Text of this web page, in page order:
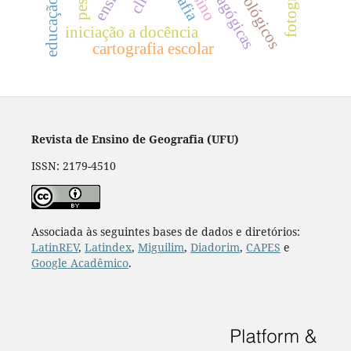
iniciação a docência
cartografia escolar
Revista de Ensino de Geografia (UFU)
ISSN: 2179-4510
Associada às seguintes bases de dados e diretórios:
LatinREV, Latindex, Miguilim, Diadorim, CAPES e
Google Acadêmico.